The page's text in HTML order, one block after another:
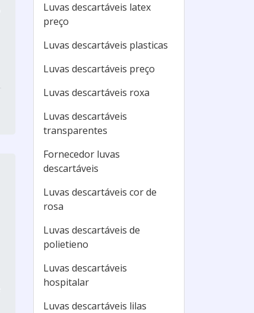
Luvas descartáveis latex
preço
Luvas descartáveis plasticas
Luvas descartáveis preço
Luvas descartáveis roxa
Luvas descartáveis
transparentes
Fornecedor luvas
descartáveis
Luvas descartáveis cor de
rosa
Luvas descartáveis de
polietieno
Luvas descartáveis
hospitalar
Luvas descartáveis lilas